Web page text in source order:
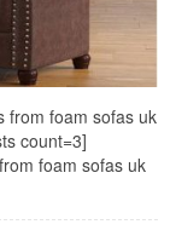
from foam sofas uk
count=3]
foam sofas uk